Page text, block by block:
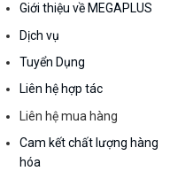
Giới thiệu về MEGAPLUS
Dịch vụ
Tuyển Dụng
Liên hệ hợp tác
Liên hệ mua hàng
Cam kết chất lượng hàng
hóa